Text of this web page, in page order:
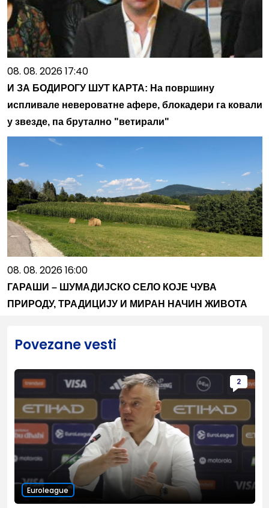
08. 08. 2026 17:40
И ЗА БОДИРОГУ ШУТ КАРТА: На површину
испливале невероватне афере, блокадери га ковали
у звезде, па брутално "ветирали"
08. 08. 2026 16:00
ГАРАШИ – ШУМАДИЈСКО СЕЛО КОЈЕ ЧУВА
ПРИРОДУ, ТРАДИЦИЈУ И МИРАН НАЧИН ЖИВОТА
Povezane vesti
2
Euroleague